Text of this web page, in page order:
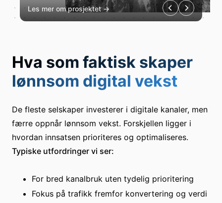
Les mer om prosjektet →
Hva som faktisk skaper
lønnsom digital vekst
De fleste selskaper investerer i digitale kanaler, men
færre oppnår lønnsom vekst. Forskjellen ligger i
hvordan innsatsen prioriteres og optimaliseres.
Typiske utfordringer vi ser:
For bred kanalbruk uten tydelig prioritering
Fokus på trafikk fremfor konvertering og verdi